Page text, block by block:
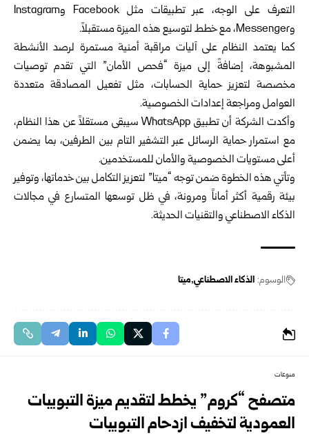
التعرف على الوجه، عبر تطبيقات مثل Facebook وInstagram
وMessenger، مع خطط لتوسيع هذه الميزة مستقبلاً.
كما يعتمد النظام على آليات مراقبة أمنية مستمرة لرصد الأنشطة
المشبوهة، إضافةً إلى ميزة “فحص الأمان” التي تقدم توصيات
مخصصة لتعزيز حماية الحسابات، مثل تفعيل المصادقة متعددة
العوامل ومراجعة إعدادات الخصوصية.
وأكدت الشركة أن تطبيق WhatsApp سيبقى مستقلاً عن هذا النظام،
مع استمرار حماية الرسائل عبر التشفير التام بين الطرفين، بما يضمن
أعلى مستويات الخصوصية والأمان للمستخدمين.
وتأتي هذه الخطوة ضمن توجه “ميتا” لتعزيز التكامل بين خدماتها، وتوفير
بيئة رقمية أكثر أماناً ومرونة، في ظل توسعها المتسارع في مجالات
الذكاء الاصطناعي والتقنيات الحديثة.
الوسوم: الذكاء الاصطناعي ميتا
منوعات
متصفح “كروم” يخطط لتقديم ميزة التبويبات
العمودية لتخفيف ازدحام التبويبات